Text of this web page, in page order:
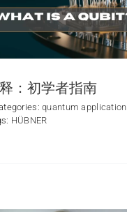
：初学者指南
quantum application
HÜBNER